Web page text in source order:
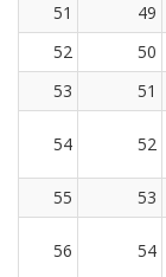
51 49
52
50
53
51
54 52
55 53
56 54